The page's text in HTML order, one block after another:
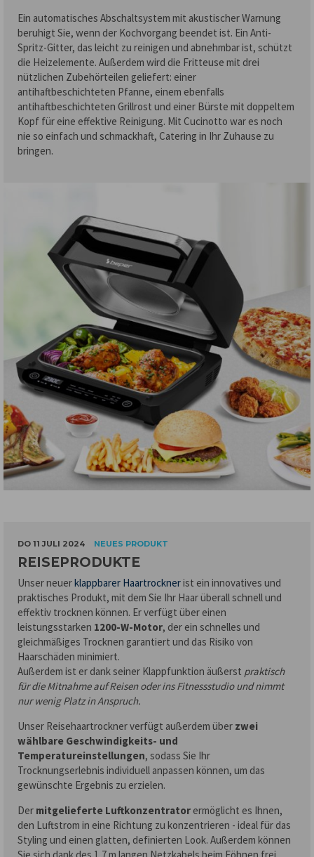
Ein automatisches Abschaltsystem mit akustischer Warnung
beruhigt Sie, wenn der Kochvorgang beendet ist. Ein Anti-
Spritz-Gitter, das leicht zu reinigen und abnehmbar ist, schützt
die Heizelemente. Außerdem wird die Fritteuse mit drei
nützlichen Zubehörteilen geliefert: einer
antihaftbeschichteten Pfanne, einem ebenfalls
antihaftbeschichteten Grillrost und einer Bürste mit doppeltem
Kopf für eine effektive Reinigung. Mit Cucinotto war es noch
nie so einfach und schmackhaft, Catering in Ihr Zuhause zu
bringen.
DO 11 JULI 2024 NEUES PRODUKT
REISEPRODUKTE
Unser neuerklappbarer Haartrocknerist ein innovatives und
praktisches Produkt, mit dem Sie Ihr Haar überall schnell und
effektiv trocknen können. Er verfügt über einen
leistungsstarken 1200-W-Motor, der ein schnelles und
gleichmäßiges Trocknen garantiert und das Risiko von
Haarschäden minimiert.
Außerdem ist er dank seiner Klappfunktion äußerst praktisch
für die Mitnahme auf Reisen oder ins Fitnessstudio und nimmt
nur wenig Platz in Anspruch.
Unser Reisehaartrockner verfügt außerdem über zwei
wählbare Geschwindigkeits- und
Temperatureinstellungen, sodass Sie Ihr
Trocknungserlebnis individuell anpassen können, um das
gewünschte Ergebnis zu erzielen.
Der mitgelieferte Luftkonzentrator ermöglicht es Ihnen,
den Luftstrom in eine Richtung zu konzentrieren - ideal für das
Styling und einen glatten, definierten Look. Außerdem können